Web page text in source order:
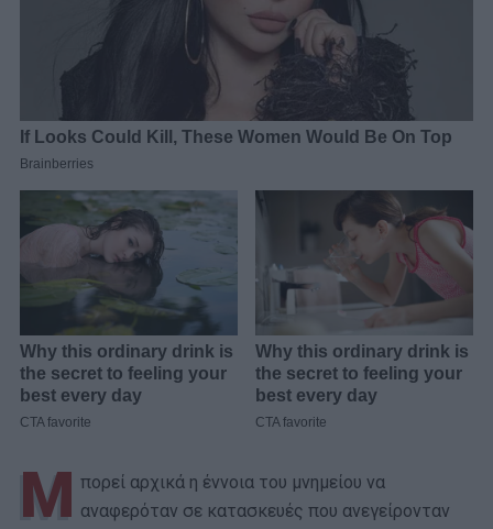
Μ πορεί αρχικά η έννοια του μνημείου να
αναφερόταν σε κατασκευές που ανεγείρονταν